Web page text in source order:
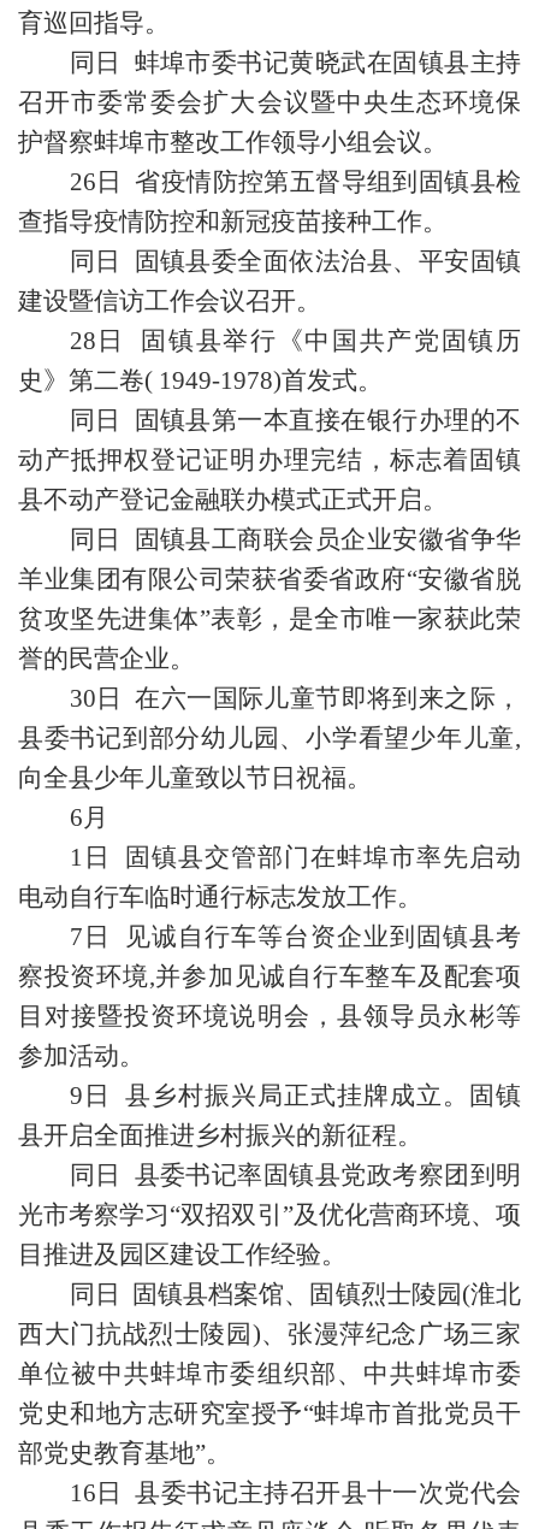
育巡回指导。
同日 蚌埠市委书记黄晓武在固镇县主持
召开市委常委会扩大会议暨中央生态环境保
护督察蚌埠市整改工作领导小组会议。
26日 省疫情防控第五督导组到固镇县检
查指导疫情防控和新冠疫苗接种工作。
同日 固镇县委全面依法治县、平安固镇
建设暨信访工作会议召开。
28日 固镇县举行《中国共产党固镇历
史》第二卷( 1949-1978)首发式。
同日 固镇县第一本直接在银行办理的不
动产抵押权登记证明办理完结，标志着固镇
县不动产登记金融联办模式正式开启。
同日 固镇县工商联会员企业安徽省争华
羊业集团有限公司荣获省委省政府“安徽省脱
贫攻坚先进集体”表彰，是全市唯一家获此荣
誉的民营企业。
30日 在六一国际儿童节即将到来之际，
县委书记到部分幼儿园、小学看望少年儿童,
向全县少年儿童致以节日祝福。
6月
1日 固镇县交管部门在蚌埠市率先启动
电动自行车临时通行标志发放工作。
7日 见诚自行车等台资企业到固镇县考
察投资环境,并参加见诚自行车整车及配套项
目对接暨投资环境说明会，县领导员永彬等
参加活动。
9日 县乡村振兴局正式挂牌成立。固镇
县开启全面推进乡村振兴的新征程。
同日 县委书记率固镇县党政考察团到明
光市考察学习“双招双引”及优化营商环境、项
目推进及园区建设工作经验。
同日 固镇县档案馆、固镇烈士陵园(淮北
西大门抗战烈士陵园)、张漫萍纪念广场三家
单位被中共蚌埠市委组织部、中共蚌埠市委
党史和地方志研究室授予“蚌埠市首批党员干
部党史教育基地”。
16日 县委书记主持召开县十一次党代会